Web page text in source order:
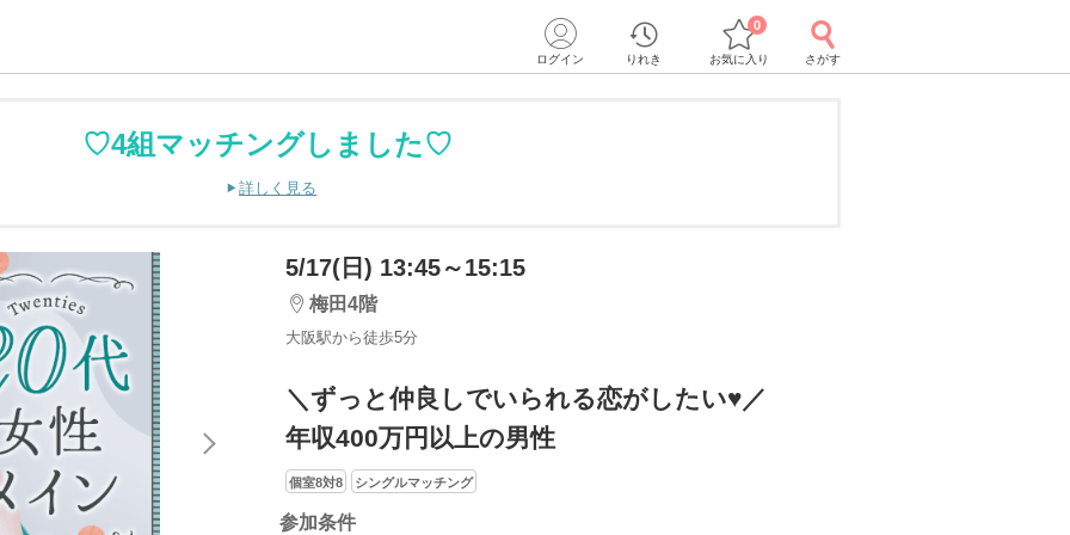
ログイン りれき お気に入り
0
さがす
♡4組マッチングしました♡
詳しく見る
5/17(日) 13:45～15:15
梅田4階
大阪駅から徒歩5分
＼ずっと仲良しでいられる恋がしたい♥／
年収400万円以上の男性
個室8対8 シングルマッチング
参加条件